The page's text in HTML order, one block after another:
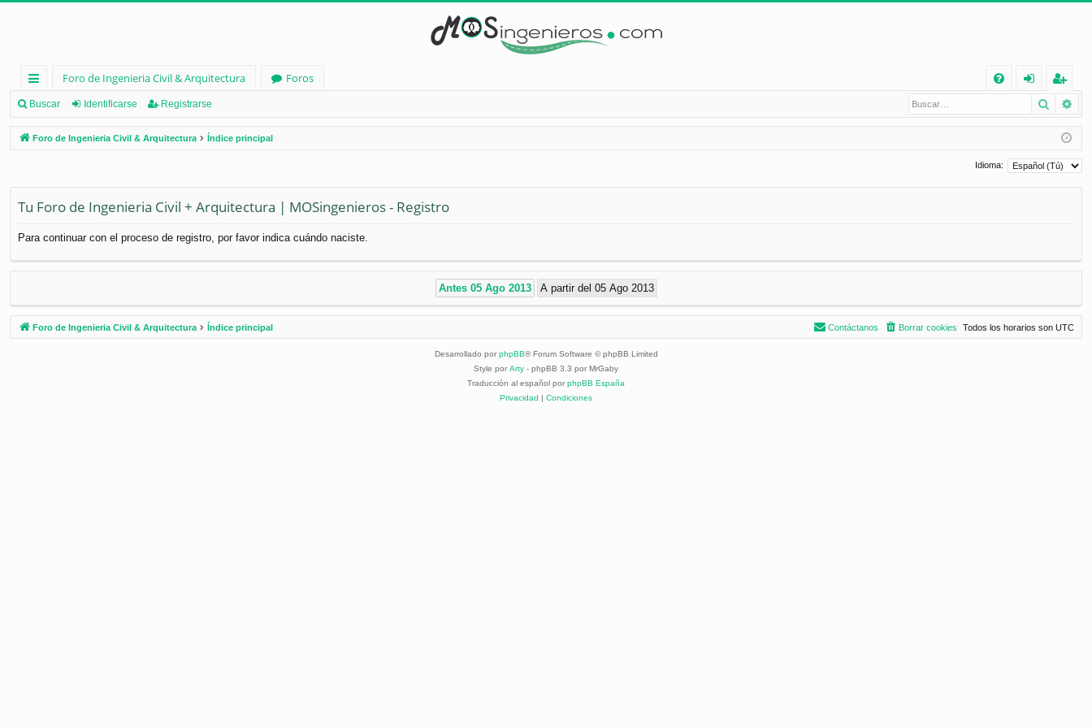
nl
ac
es
pi
Foro de Ingenieria Civil & Arquitectura
Foros
Q
nt
ifi
eg
ist
ra
Buscar Identificarse Registrarse Buscar
Foro de Ingenieria Civil & Arquitectura Índice principal
Idioma:
Tu Foro de Ingenieria Civil + Arquitectura | MOSingenieros - Registro
Para continuar con el proceso de registro, por favor indica cuándo naciste.
Foro de Ingenieria Civil & Arquitectura Índice principal Todos los horarios son UTC
Borrar cookies
Contáctanos
Desarrollado por phpBB® Forum Software © phpBB Limited
Style por Arty - phpBB 3.3 por MrGaby
Traducción al español por phpBB España
Privacidad | Condiciones